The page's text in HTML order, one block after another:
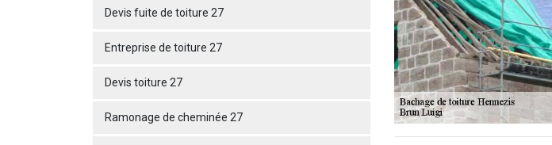
Devis fuite de toiture 27
Entreprise de toiture 27
Devis toiture 27
Ramonage de cheminée 27